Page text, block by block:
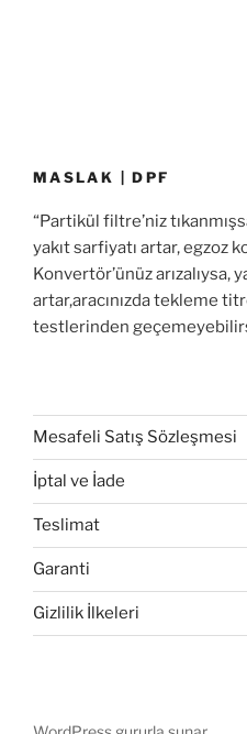
MASLAK | DPF
“Partikül filtre’niz
yakıt sarfiyatı artar, egzoz
Konvertör’ünüz arızalıysa,
artar,aracınızda tekleme
testlerinden
Mesafeli Satış Sözleşmesi
İptal ve İade
Teslimat
Garanti
Gizlilik İlkeleri